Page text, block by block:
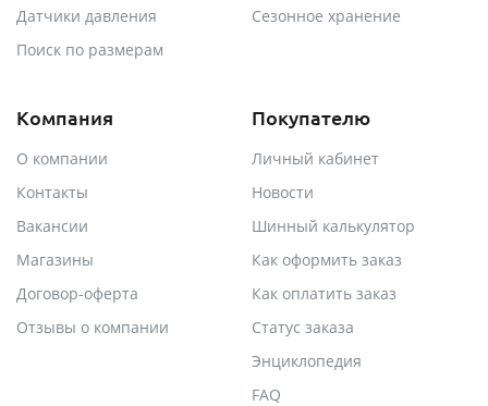
Датчики давления
Поиск по размерам
Сезонное хранение
Компания
О компании
Контакты
Вакансии
Магазины
Договор-оферта
Отзывы о компании
Покупателю
Личный кабинет
Новости
Шинный калькулятор
Как оформить заказ
Как оплатить заказ
Статус заказа
Энциклопедия
FAQ